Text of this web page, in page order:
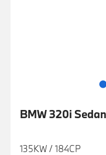
BMW 320i Sedan
135KW / 184CP